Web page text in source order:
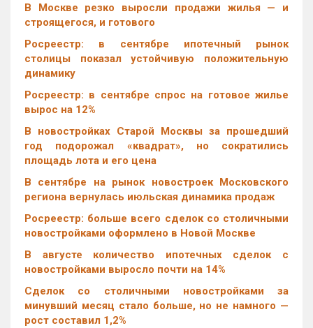
В Москве резко выросли продажи жилья — и
строящегося, и готового
Росреестр: в сентябре ипотечный рынок
столицы показал устойчивую положительную
динамику
Росреестр: в сентябре спрос на готовое жилье
вырос на 12%
В новостройках Старой Москвы за прошедший
год подорожал «квадрат», но сократились
площадь лота и его цена
В сентябре на рынок новостроек Московского
региона вернулась июльская динамика продаж
Росреестр: больше всего сделок со столичными
новостройками оформлено в Новой Москве
В августе количество ипотечных сделок с
новостройками выросло почти на 14%
Cделок со столичными новостройками за
минувший месяц стало больше, но не намного —
рост составил 1,2%